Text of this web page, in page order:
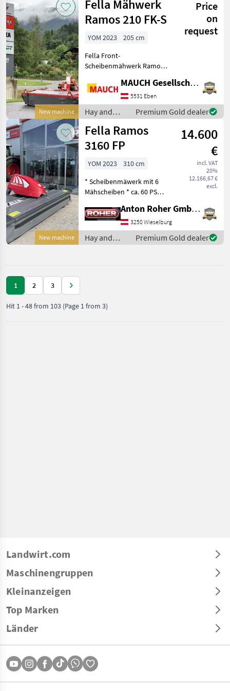
equipment /
Fella
New machine
Fella Mähwerk
Ramos 210 FK-S
Price
on
request
YOM 2023
205 cm
Fella Front-
Scheibenmähwerk Ramos
05m, Transportbreite: 2,
Transportlänge: 1, 18m,
Gewicht: ca. 373 kg,
Leistungsb
MAUCH Gesellschaft m.b.H. & Co.KG, Eben
5531 Eben
Hay and
forage
equipment /
Fella
Premium Gold dealer
New machine
Fella Ramos
3160 FP
14.600
€
incl. VAT
20%
12.166,67 €
excl.
YOM 2023
310 cm
* Scheibenmäwerk mit 6
Mähscheiben * ca. 60 PS
Federnentlastung * 6 Stück
Zusatzkufen *
Standardgelenkwelle *
Arbeitsbreite 310cm *
Anton Roher GmbH (ACA Center Roher)
3250 Wieselburg
Hay and
forage
Premium Gold dealer
1 2 3
Hit 1-48from 103 (Page 1 from 3)
Landwirt.com
Maschinengruppen
Kleinanzeigen
Top Marken
Länder